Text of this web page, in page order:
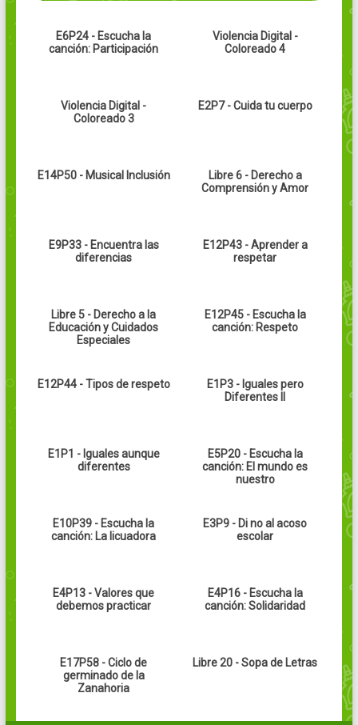
E6P24 - Escucha la
canción: Participación
Violencia Digital -
Coloreado 4
Violencia Digital -
Coloreado 3
E2P7 - Cuida tu cuerpo
E14P50 - Musical Inclusión
Libre 6 - Derecho a
Comprensión y Amor
E9P33 - Encuentra las
diferencias
E12P43 - Aprender a
respetar
Libre 5 - Derecho a la
Educación y Cuidados
Especiales
E12P45 - Escucha la
canción: Respeto
E12P44 - Tipos de respeto
E1P3 - Iguales pero
Diferentes II
E1P1 - Iguales aunque
diferentes
E5P20 - Escucha la
canción: El mundo es
nuestro
E10P39 - Escucha la
canción: La licuadora
E3P9 - Di no al acoso
escolar
E4P13 - Valores que
debemos practicar
E4P16 - Escucha la
canción: Solidaridad
E17P58 - Ciclo de
germinado de la
Zanahoria
Libre 20 - Sopa de Letras